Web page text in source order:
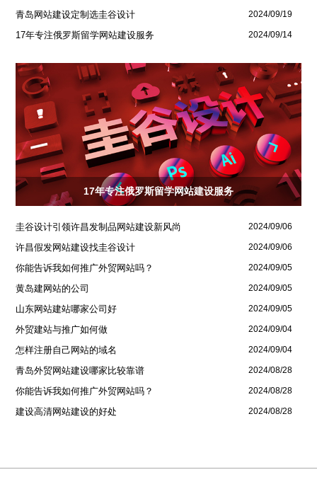
青岛网站建设定制选圭谷设计 2024/09/19
17年专注俄罗斯留学网站建设服务 2024/09/14
17年专注俄罗斯留学网站建设服务
圭谷设计引领许昌发制品网站建设新风尚 2024/09/06
许昌假发网站建设找圭谷设计 2024/09/06
你能告诉我如何推广外贸网站吗？ 2024/09/05
黄岛建网站的公司 2024/09/05
山东网站建站哪家公司好 2024/09/05
外贸建站与推广如何做 2024/09/04
怎样注册自己网站的域名 2024/09/04
青岛外贸网站建设哪家比较靠谱 2024/08/28
你能告诉我如何推广外贸网站吗？ 2024/08/28
建设高清网站建设的好处 2024/08/28